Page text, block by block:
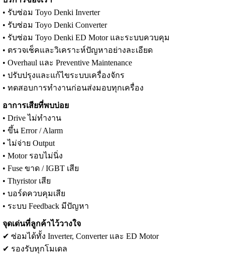
• รับซ่อม Toyo Denki Inverter
• รับซ่อม Toyo Denki Converter
• รับซ่อม Toyo Denki ED Motor และระบบควบคุม
• ตรวจเช็คและวิเคราะห์ปัญหาอย่างละเอียด
• Overhaul และ Preventive Maintenance
• ปรับปรุงและแก้ไขระบบเครื่องจักร
• ทดสอบการทำงานก่อนส่งมอบทุกเครื่อง
อาการเสียที่พบบ่อย
• Drive ไม่ทำงาน
• ขึ้น Error / Alarm
• ไม่จ่าย Output
• Motor รอบไม่นิ่ง
• Fuse ขาด / IGBT เสีย
• Thyristor เสีย
• บอร์ดควบคุมเสีย
• ระบบ Feedback มีปัญหา
จุดเด่นที่ลูกค้าไว้วางใจ
✔ ซ่อมได้ทั้ง Inverter, Converter และ ED Motor
✔ รองรับทุกโมเดล